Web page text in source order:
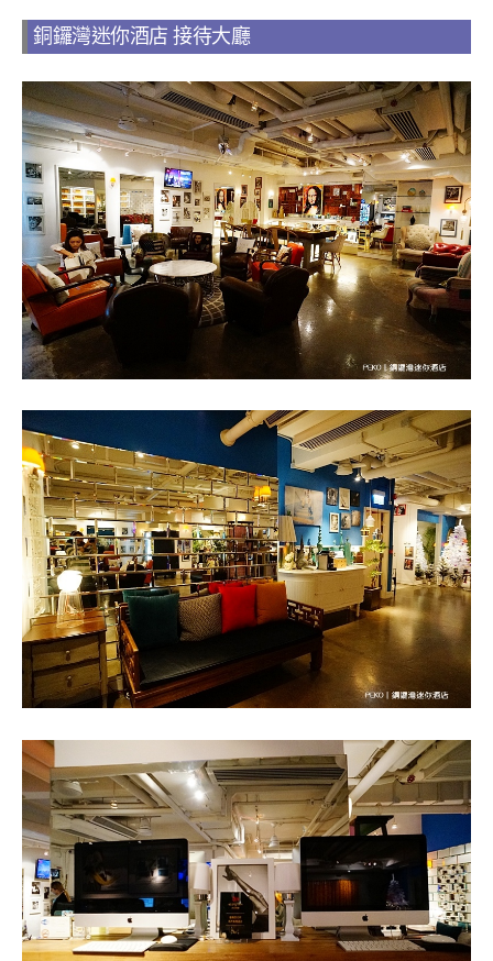
銅鑼灣迷你酒店 接待大廳